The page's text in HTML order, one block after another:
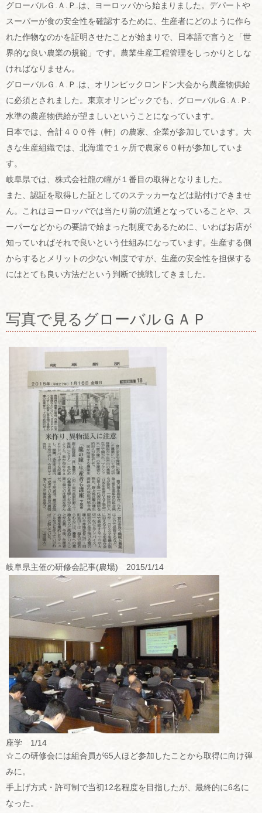
グローバルＧ.Ａ.Ｐ.は、ヨーロッパから始まりました。デパートや
スーパーが食の安全性を確認するために、生産者にどのように作ら
れた作物なのかを証明させたことが始まりで、日本語で言うと「世
界的な良い農業の規範」です。農業生産工程管理をしっかりとしな
ければなりません。
グローバルＧ.Ａ.Ｐ.は、オリンピックロンドン大会から農産物供給
に必須とされました。東京オリンピックでも、グローバルＧ.Ａ.Ｐ.
水準の農産物供給が望ましいということになっています。
日本では、合計４００件（軒）の農家、企業が参加しています。大
きな生産組織では、北海道で１ヶ所で農家６０軒が参加していま
す。
岐阜県では、株式会社龍の瞳が１番目の取得となりました。
また、認証を取得した証としてのステッカーなどは貼付けできませ
ん。これはヨーロッパでは当たり前の流通となっていることや、ス
ーパーなどからの要請で始まった制度であるために、いわばお店が
知っていればそれで良いという仕組みになっています。生産する側
からするとメリットの少ない制度ですが、生産の安全性を担保する
にはとても良い方法だという判断で挑戦してきました。
写真で見るグローバルＧＡＰ
岐阜県主催の研修会記事(農場) 2015/1/14
座学 1/14
☆この研修会には組合員が65人ほど参加したことから取得に向け弾
みに。
手上げ方式・許可制で当初12名程度を目指したが、最終的に6名に
なった。